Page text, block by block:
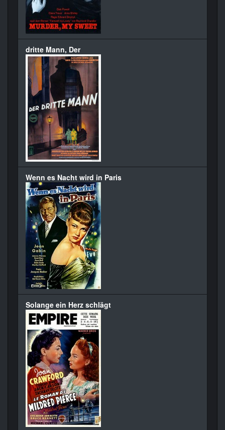
dritte Mann, Der
Wenn es Nacht wird in Paris
Solange ein Herz schlägt